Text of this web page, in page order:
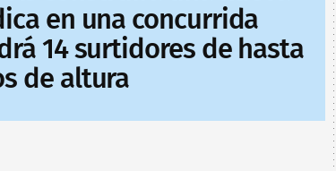
en una concurrida
14 surtidores de hasta
de altura